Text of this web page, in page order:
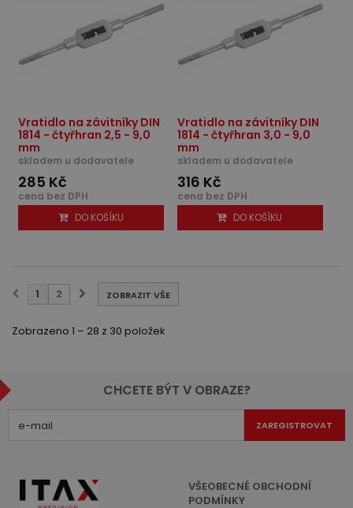
Vratidlo na závitníky DIN
1814 - čtyřhran 2,5 - 9,0
mm
skladem u dodavatele
285 Kč
cena bez DPH
DO KOŠÍKU
Vratidlo na závitníky DIN
1814 - čtyřhran 3,0 - 9,0
mm
skladem u dodavatele
316 Kč
cena bez DPH
DO KOŠÍKU
ZOBRAZIT VŠE
1 2
Zobrazeno 1 – 28 z 30 položek
CHCETE BÝT V OBRAZE?
ZAREGISTROVAT
VŠEOBECNÉ OBCHODNÍ
PODMÍNKY